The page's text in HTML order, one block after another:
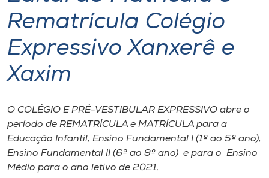
I.nova
Diplomados
CPA
Biblioteca
Rematrícula Colégio
Expressivo Xanxerê e
Xaxim
O COLÉGIO E PRÉ-VESTIBULAR EXPRESSIVO abre o
período de REMATRÍCULA e MATRÍCULA para a
Educação Infantil, Ensino Fundamental I (1º ao 5º ano),
Ensino Fundamental II (6º ao 9º ano) e para o Ensino
Médio para o ano letivo de 2021.